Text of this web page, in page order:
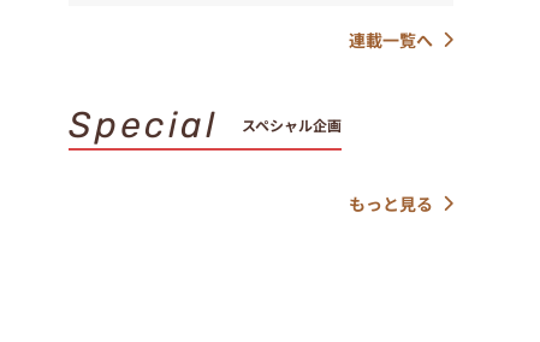
連載一覧へ
Special スペシャル企画
もっと見る